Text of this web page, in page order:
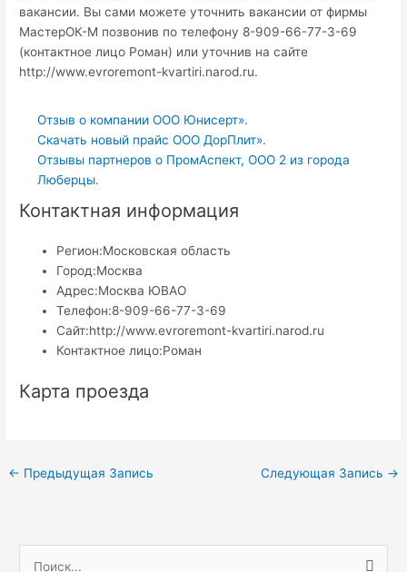
вакансии. Вы сами можете уточнить вакансии от фирмы
МастерОК-М позвонив по телефону 8-909-66-77-3-69
(контактное лицо Роман) или уточнив на сайте
http://www.evroremont-kvartiri.narod.ru.
Отзыв о компании ООО Юнисерт».
Скачать новый прайс ООО ДорПлит».
Отзывы партнеров о ПромАспект, ООО 2 из города
Люберцы.
Контактная информация
Регион:Московская область
Город:Москва
Адрес:Москва ЮВАО
Телефон:8-909-66-77-3-69
Сайт:http://www.evroremont-kvartiri.narod.ru
Контактное лицо:Роман
Карта проезда
Навигация
← Предыдущая Запись Следующая Запись →